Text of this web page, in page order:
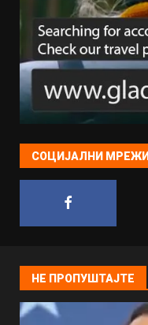
СОЦИЈАЛНИ МРЕЖИ
НЕ ПРОПУШТАЈТЕ